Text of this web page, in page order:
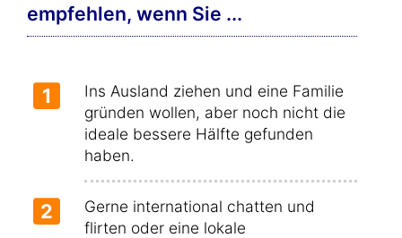
empfehlen, wenn Sie ...
1
Ins Ausland ziehen und eine Familie
gründen wollen, aber noch nicht die
ideale bessere Hälfte gefunden
haben.
2
Gerne international chatten und
flirten oder eine lokale